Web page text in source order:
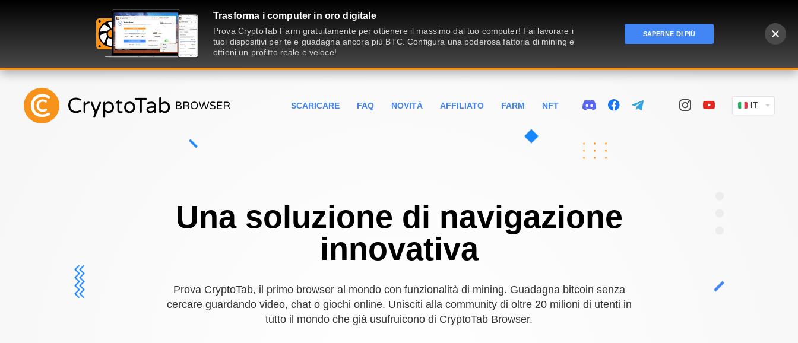
Trasforma i computer in oro digitale
Prova CryptoTab Farm gratuitamente per ottienere il massimo dal tuo computer! Fai lavorare i
tuoi dispositivi per te e guadagna ancora più BTC. Configura una poderosa fattoria di mining e
ottieni un profitto reale e veloce!
SAPERNE DI PIÙ
SCARICARE FAQ NOVITÀ AFFILIATO FARM NFT IT
Una soluzione di navigazione
innovativa
Prova CryptoTab, il primo browser al mondo con funzionalità di mining. Guadagna bitcoin senza
cercare guardando video, chat o giochi online. Unisciti alla community di oltre 20 milioni di utenti in
tutto il mondo che già usufruicono di CryptoTab Browser.